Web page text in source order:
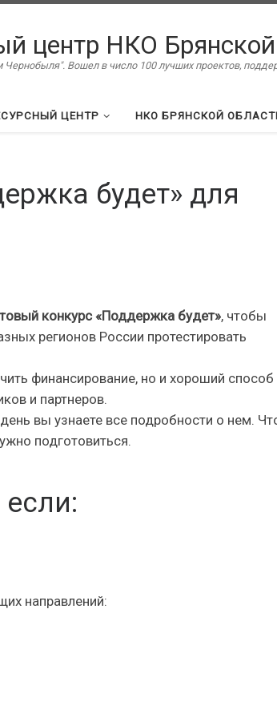
центр НКО
Вошел в число 100 лучших проектов,
ЦЕНТР НКО БРЯНСКОЙ
будет» для
конкурс «Поддержка будет», чтобы
регионов России протестировать
финансирование, но и хороший способ
и партнеров.
день вы узнаете все подробности о нем.
подготовиться.
направлений: